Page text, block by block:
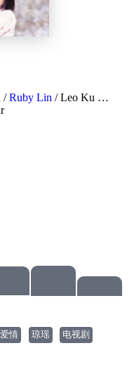
/Ruby Lin /Leo Ku …
爱情 琼瑶 电视剧